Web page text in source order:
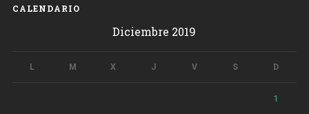
CALENDARIO
Diciembre 2019
L M X J V S D
1